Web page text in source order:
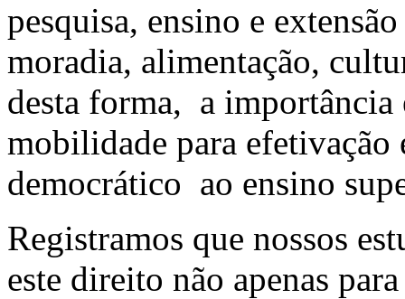
pesquisa, ensino e
moradia, alimentação,
desta forma, a importância
mobilidade para efetivação
democrático ao ensino
Registramos que nossos
este direito não apenas